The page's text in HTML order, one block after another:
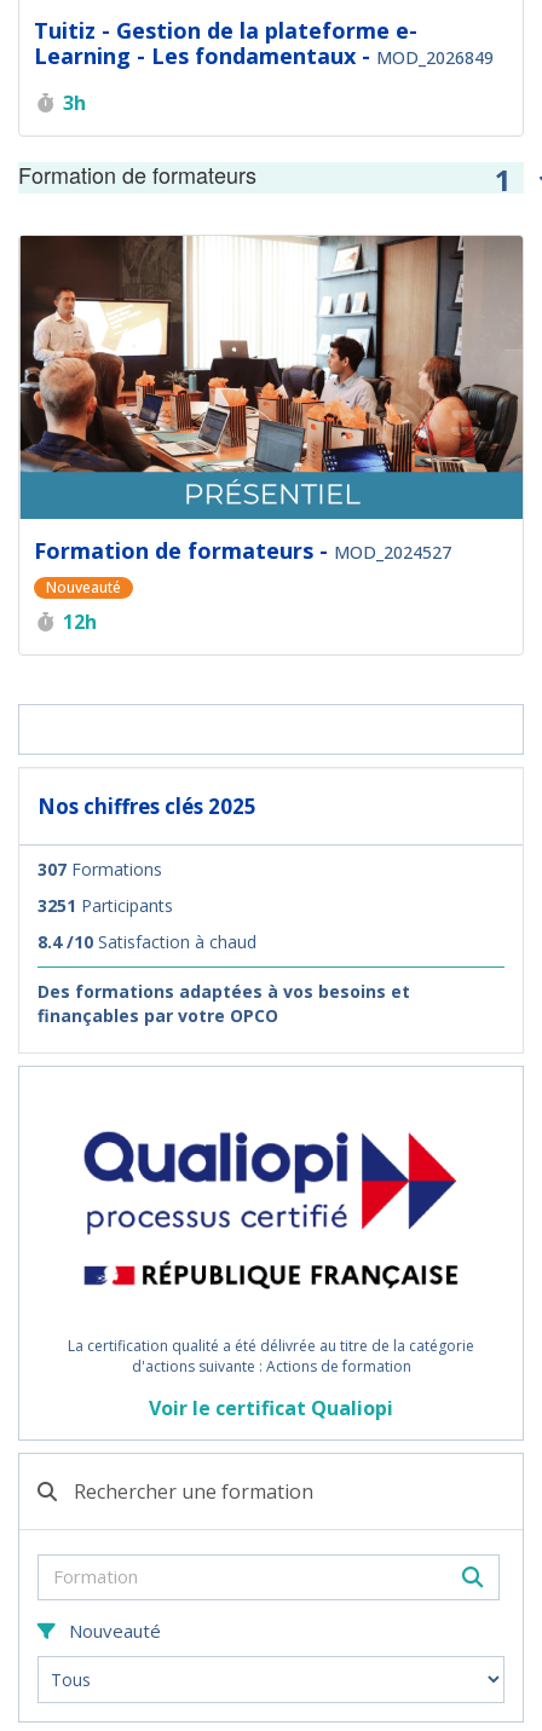
Tuitiz - Gestion de la plateforme e-
Learning - Les fondamentaux - MOD_2026849
Durée :
3h
Formation de formateurs 1
Formation de formateurs - MOD_2024527
Nouveauté
Durée :
12h
Rechercher une formation
Nouveauté
Nos chiffres clés 2025
307 Formations
3251 Participants
8.4 /10 Satisfaction à chaud
Des formations adaptées à vos besoins et
finançables par votre OPCO
La certification qualité a été délivrée au titre de la catégorie
d'actions suivante : Actions de formation
Voir le certificat Qualiopi